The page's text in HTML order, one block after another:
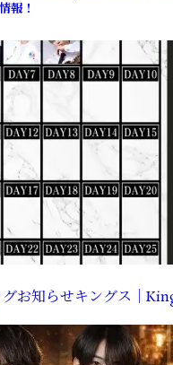
報！
お知らせキングス｜